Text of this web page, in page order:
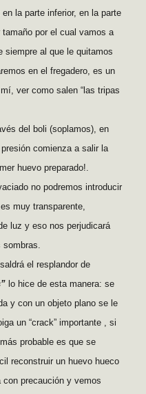
la parte inferior, en la parte
por el cual vamos a
siempre al que le quitamos
en el fregadero, es un
ver como salen “las tripas
del boli (soplamos), en
comienza a salir la
huevo preparado!.
no podremos introducir
muy transparente,
luz y eso nos perjudicará
sombras.
el resplandor de
lo hice de esta manera: se
y con un objeto plano se le
un “crack” importante , si
probable es que se
reconstruir un huevo hueco
precaución y vemos